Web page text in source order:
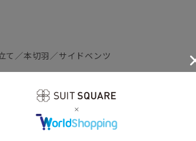
て／本切羽／サイドベンツ
を必ずご確認下さい。